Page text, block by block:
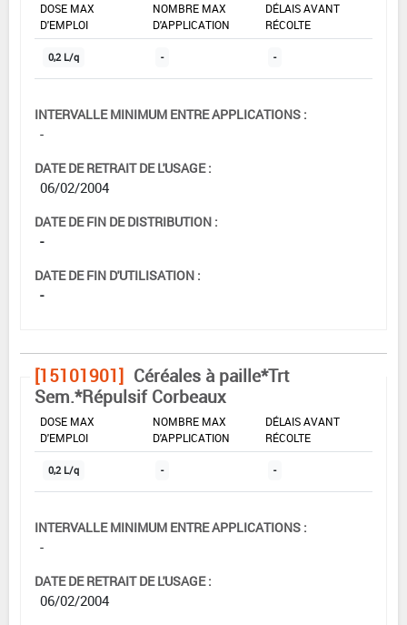
DOSE MAX
D'EMPLOI
NOMBRE MAX
D'APPLICATION
DÉLAIS AVANT
RÉCOLTE
0,2 L/q - -
INTERVALLE MINIMUM ENTRE APPLICATIONS :
-
DATE DE RETRAIT DE L'USAGE :
06/02/2004
DATE DE FIN DE DISTRIBUTION :
-
DATE DE FIN D'UTILISATION :
-
[15101901] Céréales à paille*Trt
Sem.*Répulsif Corbeaux
DOSE MAX
D'EMPLOI
NOMBRE MAX
D'APPLICATION
DÉLAIS AVANT
RÉCOLTE
0,2 L/q - -
INTERVALLE MINIMUM ENTRE APPLICATIONS :
-
DATE DE RETRAIT DE L'USAGE :
06/02/2004